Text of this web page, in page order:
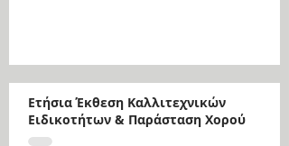
Ετήσια Έκθεση Καλλιτεχνικών
Ειδικοτήτων & Παράσταση Χορού